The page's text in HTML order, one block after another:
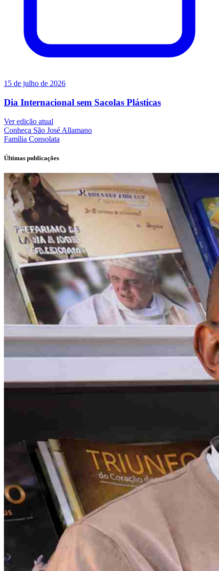
15 de julho de 2026
Dia Internacional sem Sacolas Plásticas
Ver edição atual
Conheça São José Allamano
Família Consolata
Últimas publicações